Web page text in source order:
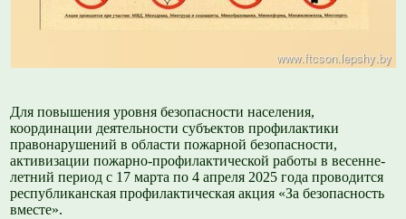
Для повышения уровня безопасности населения,
координации деятельности субъектов профилактики
правонарушений в области пожарной безопасности,
активизации пожарно-профилактической работы в весенне-
летний период с 17 марта по 4 апреля 2025 года проводится
республиканская профилактическая акция «За безопасность
вместе».